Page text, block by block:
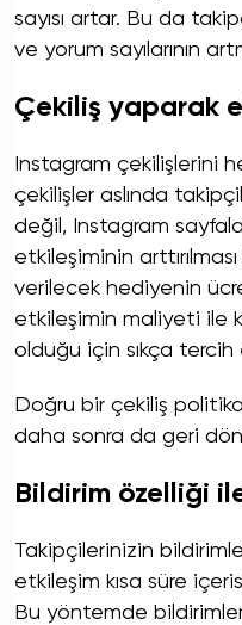
sayısı artar. Bu da
ve yorum sayılarının
Çekiliş yaparak
Instagram çekilişlerini
çekilişler aslında
değil, Instagram
etkileşiminin
verilecek hediyenin
etkileşimin maliyeti ile
olduğu için sıkça tercih
Doğru bir çekiliş
daha sonra da geri
Bildirim özelliği
Takipçilerinizin
etkileşim kısa süre
Bu yöntemde